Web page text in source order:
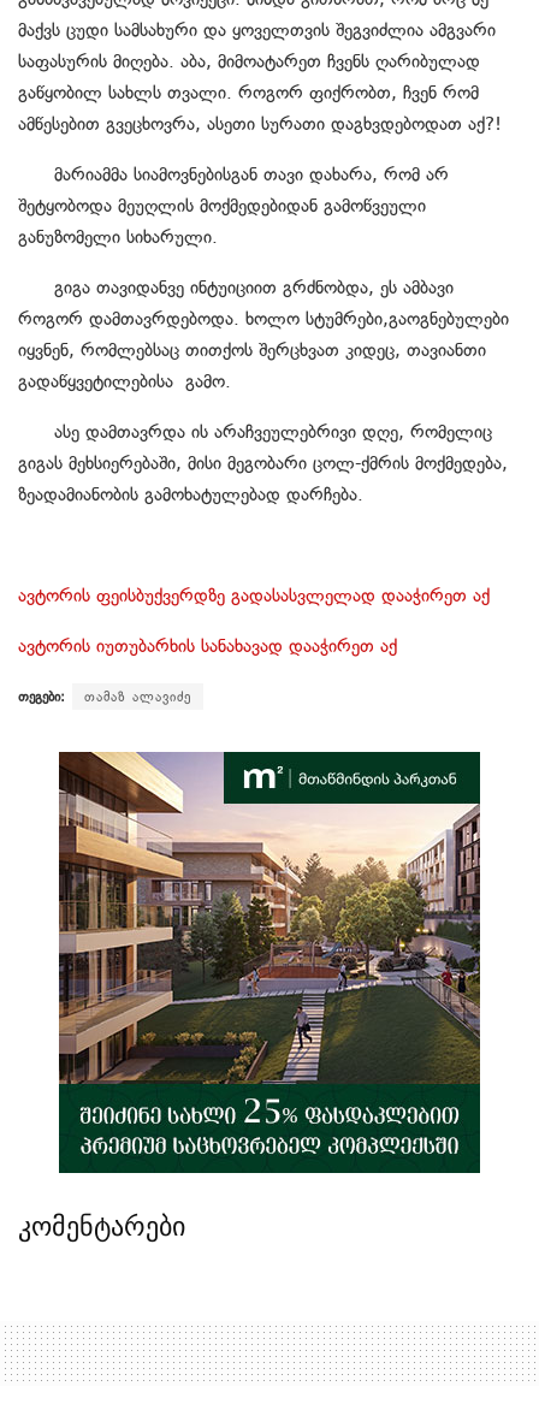
მაქვს ცუდი სამსახური და ყოველთვის შეგვიძლია ამგვარი
საფასურის მიღება. აბა, მიმოატარეთ ჩვენს ღარიბულად
გაწყობილ სახლს თვალი. როგორ ფიქრობთ, ჩვენ რომ
ამწესებით გვეცხოვრა, ასეთი სურათი დაგხვდებოდათ აქ?!
მარიამმა სიამოვნებისგან თავი დახარა, რომ არ
შეტყობოდა მეუღლის მოქმედებიდან გამოწვეული
განუზომელი სიხარული.
გიგა თავიდანვე ინტუიციით გრძნობდა, ეს ამბავი
როგორ დამთავრდებოდა. ხოლო სტუმრები,გაოგნებულები
იყვნენ, რომლებსაც თითქოს შერცხვათ კიდეც, თავიანთი
გადაწყვეტილებისა გამო.
ასე დამთავრდა ის არაჩვეულებრივი დღე, რომელიც
გიგას მეხსიერებაში, მისი მეგობარი ცოლ-ქმრის მოქმედება,
ზეადამიანობის გამოხატულებად დარჩება.
ავტორის ფეისბუქვერდზე გადასასვლელად დააჭირეთ აქ
ავტორის იუთუბარხის სანახავად დააჭირეთ აქ
თეგები: თამაზ ალავიძე
კომენტარები